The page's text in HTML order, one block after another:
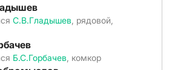
С.В.Гладышев , рядовой,
Б.С.Горбачев , комкор